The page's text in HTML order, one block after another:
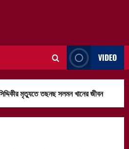
VIDEO
মৃত্যুতে তছনছ সলমন খানের জীবন